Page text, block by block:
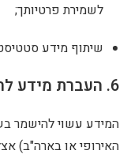
סטטיסטי/אנונימי
בשרתי אירוח